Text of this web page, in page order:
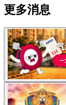
更多消息